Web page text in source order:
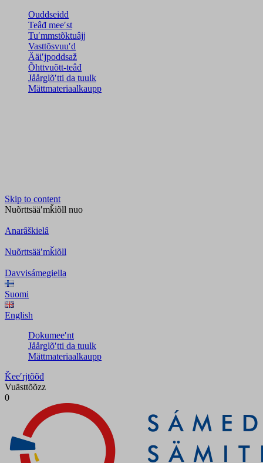
Ouddseidd
Teâđ meeʹst
Tuʹmmstõktuâjj
Vasttõsvuuʹd
Ääiʹjpoddsaž
Õhttvuõtt-teâđ
Jåårǥlõʹtti da tuulk
Mättmateriaalkaupp
Skip to content
Nuõrttsääʹmǩiõll nuo
Anarâškielâ
Nuõrttsääʹmǩiõll
Davvisámegiella
Suomi
English
Dokumeeʹnt
Jåårǥlõʹtti da tuulk
Mättmateriaalkaupp
Ǩeeʹrjtõõđ
Vuästtõõzz
0